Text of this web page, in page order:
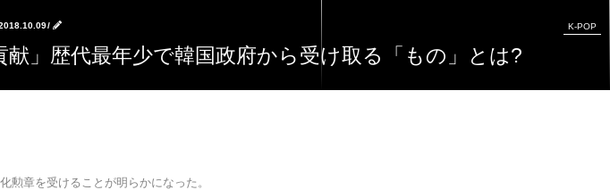
/ K-POP
」歴代最年少で韓国政府から受け取る「もの」とは?
勲章を受けることが明らかになった。